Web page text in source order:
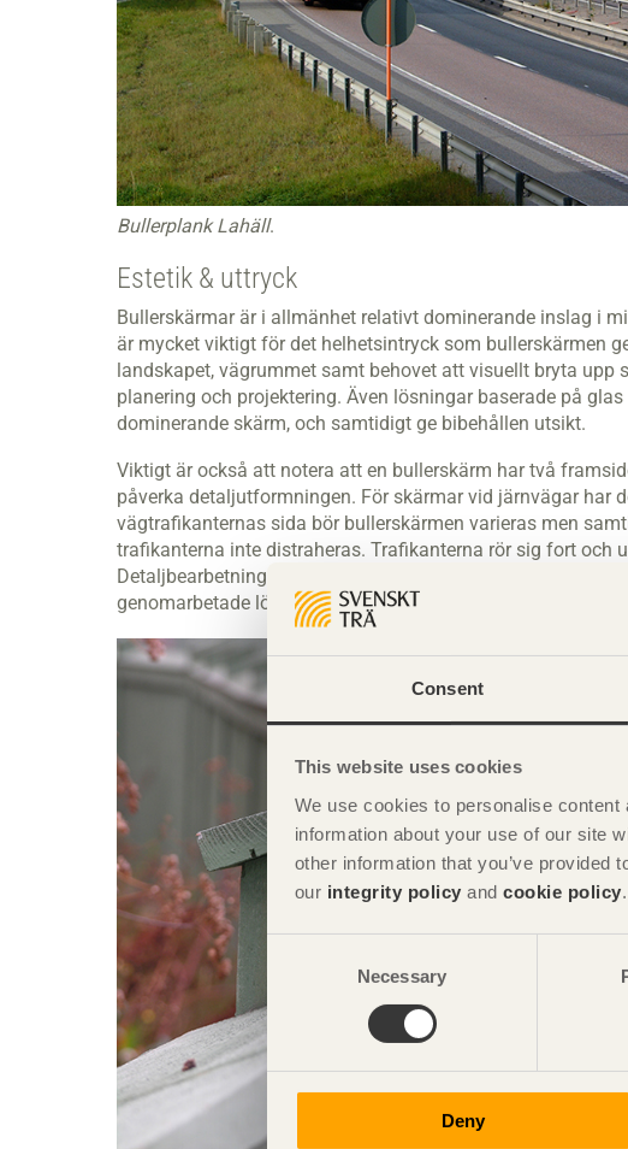
Consent
This website uses cookies
We use cookies to personalise
information about your use of our site
other information that you’ve provided
our integrity policy and cookie policy.
Necessary
Deny
Bullerplank Lahäll.
Estetik & uttryck
Bullerskärmar är i allmänhet relativt dominerande inslag i
är mycket viktigt för det helhetsintryck som bullerskärmen
landskapet, vägrummet samt behovet att visuellt bryta upp
planering och projektering. Även lösningar baserade på
dominerande skärm, och samtidigt ge bibehållen utsikt.
Viktigt är också att notera att en bullerskärm har två
påverka detaljutformningen. För skärmar vid järnvägar har
vägtrafikanternas sida bör bullerskärmen varieras men
trafikanterna inte distraheras. Trafikanterna rör sig fort och
Detaljbearbetningen är däremot viktig för boendesidan där
genomarbetade lösningar för bullerskärmens ändar och